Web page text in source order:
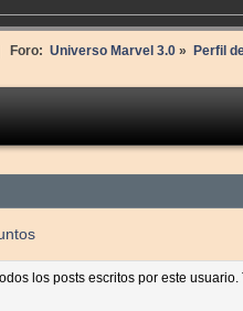
Foro: Universo Marvel 3.0» Perfil
los posts escritos por este